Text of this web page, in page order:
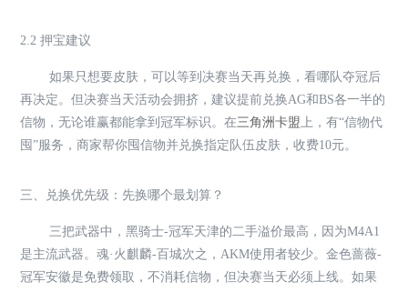
2.2 押宝建议
如果只想要皮肤，可以等到决赛当天再兑换，看哪队夺冠后
再决定。但决赛当天活动会拥挤，建议提前兑换AG和BS各一半的
信物，无论谁赢都能拿到冠军标识。在三角洲卡盟上，有“信物代
囤”服务，商家帮你囤信物并兑换指定队伍皮肤，收费10元。
三、兑换优先级：先换哪个最划算？
三把武器中，黑骑士-冠军天津的二手溢价最高，因为M4A1
是主流武器。魂·火麒麟-百城次之，AKM使用者较少。金色蔷薇-
冠军安徽是免费领取，不消耗信物，但决赛当天必须上线。如果